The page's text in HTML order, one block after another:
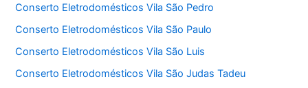
Conserto Eletrodomésticos Vila São Pedro
Conserto Eletrodomésticos Vila São Paulo
Conserto Eletrodomésticos Vila São Luis
Conserto Eletrodomésticos Vila São Judas Tadeu